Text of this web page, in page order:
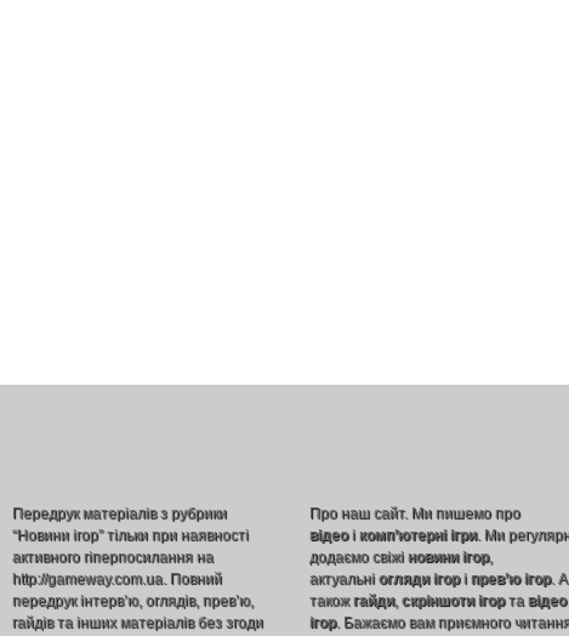
Передрук матеріалів з рубрики
“Новини ігор” тільки при наявності
активного гіперпосилання на
http://gameway.com.ua. Повний
передрук інтерв’ю, оглядів, прев’ю,
гайдів та інших матеріалів без згоди
Про наш сайт. Ми пишемо про
відеоі комп’ютерні ігри. Ми
додаємо свіжі новини ігор,
актуальні огляди ігорі прев’ю ігор. А
також гайди, скріншоти ігорта відео
ігор. Бажаємо вам приємного